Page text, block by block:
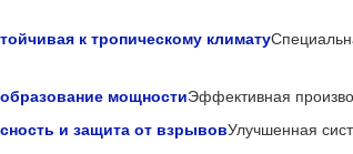
к тропическому климату
мощностиЭффективная
и защита от взрывовУлучшенная